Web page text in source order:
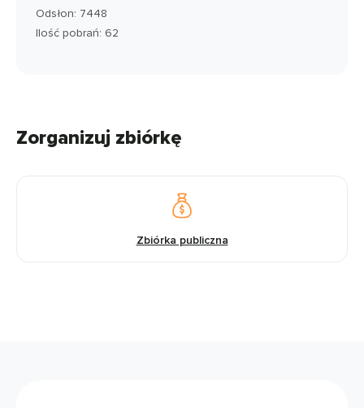
Odsłon: 7448
Ilość pobrań: 62
Zorganizuj zbiórkę
Zbiórka publiczna